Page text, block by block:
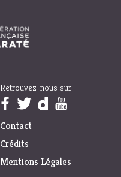
Retrouvez-nous sur
Trouvez nous sur :
Contact
Crédits
Mentions Légales